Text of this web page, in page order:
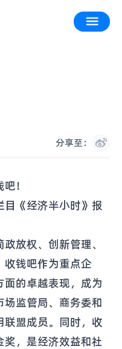
分享至：
！
目《经济半小时》报
放权、创新管理、
收钱吧作为重点企
的卓越表现，成为
场监管局、商务委和
盟成员。同时，收
，是经济效益和社